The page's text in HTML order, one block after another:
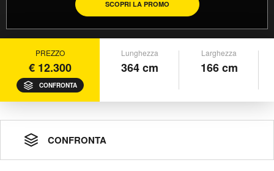
SCOPRI LA PROMO
PREZZO
€ 12.300
CONFRONTA
Lunghezza
364 cm
Larghezza
166 cm
CONFRONTA